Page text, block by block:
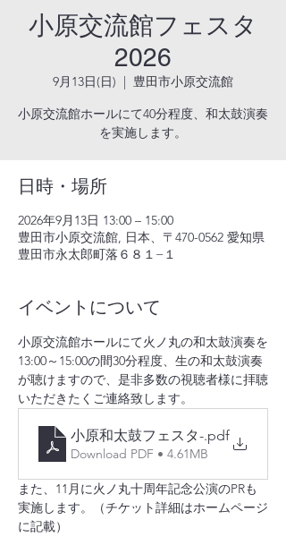
小原交流館フェスタ
2026
9月13日(日)
  |
豊田市小原交流館
小原交流館ホールにて40分程度、和太鼓演奏
を実施します。
日時・場所
2026年9月13日 13:00 – 15:00
豊田市小原交流館, 日本、〒470-0562 愛知県
豊田市永太郎町落６８１−１
イベントについて
小原交流館ホールにて火ノ丸の和太鼓演奏を
13:00～15:00の間30分程度、生の和太鼓演奏
が聴けますので、是非多数の視聴者様に拝聴
いただきたくご連絡致します。
小原和太鼓フェスタ-.pdf
Download PDF • 4.61MB
また、11月に火ノ丸十周年記念公演のPRも
実施します。（チケット詳細はホームページ
に記載）